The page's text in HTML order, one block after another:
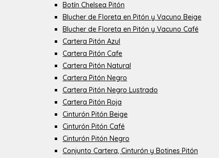
Botín Chelsea Pitón
Blucher de Floreta en Pitón y Vacuno Beige
Blucher de Floreta en Pitón y Vacuno Café
Cartera Pitón Azul
Cartera Pitón Cafe
Cartera Pitón Natural
Cartera Pitón Negro
Cartera Pitón Negro Lustrado
Cartera Pitón Roja
Cinturón Pitón Beige
Cinturón Pitón Café
Cinturón Pitón Negro
Conjunto Cartera, Cinturón y Botines Pitón